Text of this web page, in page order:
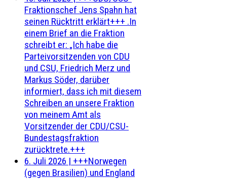
Fraktionschef Jens Spahn hat
seinen Rücktritt erklärt+++ .In
einem Brief an die Fraktion
schreibt er: „Ich habe die
Parteivorsitzenden von CDU
und CSU, Friedrich Merz und
Markus Söder, darüber
informiert, dass ich mit diesem
Schreiben an unsere Fraktion
von meinem Amt als
Vorsitzender der CDU/CSU-
Bundestagsfraktion
zurücktrete.+++
6. Juli 2026 | +++Norwegen
(gegen Brasilien) und England